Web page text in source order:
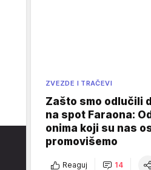
ZVEZDE I TRAČEVI
Zašto smo odlučili
na spot Faraona:
onima koji su nas
promovišemo
Reaguj 14